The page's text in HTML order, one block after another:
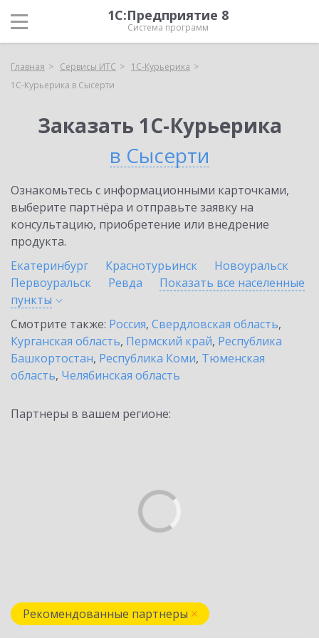
1С:Предприятие 8
Система программ
Главная Сервисы ИТС
1С-Курьерика
1С-Курьерика в Сысерти
Заказать 1С-Курьерика
в Сысерти
Ознакомьтесь с информационными карточками,
выберите партнёра и отправьте заявку на
консультацию, приобретение или внедрение
продукта.
Екатеринбург
Краснотурьинск
Новоуральск
Первоуральск
Ревда
Показать все населенные
пункты
Смотрите также: Россия, Свердловская область,
Курганская область, Пермский край, Республика
Башкортостан, Республика Коми, Тюменская
область, Челябинская область
Партнеры в вашем регионе:
Рекомендованные партнеры